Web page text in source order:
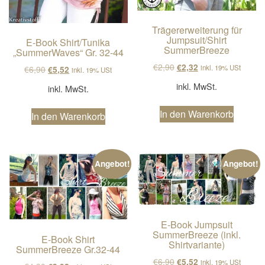
E-Book Shirt/Tunika
„SummerWaves“ Gr. 32-44
€6,90Ursprünglicher Preis war: €6,90
€5,52 Aktueller Preis ist: €5,52.
inkl. 19% USt
inkl. MwSt.
In den Warenkorb
Trägererweiterung für
Jumpsuit/Shirt
SummerBreeze
€2,90 Ursprünglicher Preis
€2,32Aktueller Preis
inkl. 19% USt
inkl. MwSt.
In den Warenkorb
Angebot!
E-Book Shirt
SummerBreeze Gr.32-44
Angebot!
E-Book Jumpsuit
SummerBreeze (inkl.
Shirtvariante)
€6,90 Ursprünglicher Preis
€5,52Aktueller Preis
inkl. 19% USt